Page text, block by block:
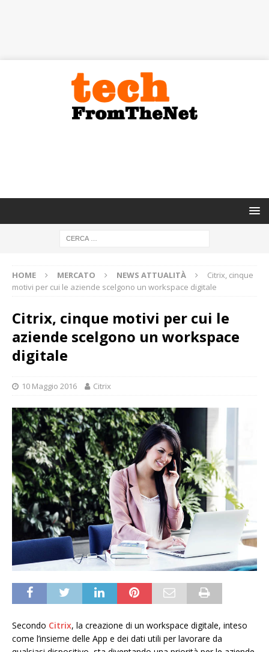
HOME MERCATO NEWS ATTUALITÀ
Citrix, cinque
motivi per cui le aziende scelgono un workspace digitale
Citrix, cinque motivi per cui le
aziende scelgono un workspace
digitale
10 Maggio 2016 Citrix
Secondo Citrix, la creazione di un workspace digitale, inteso
come l’insieme delle App e dei dati utili per lavorare da